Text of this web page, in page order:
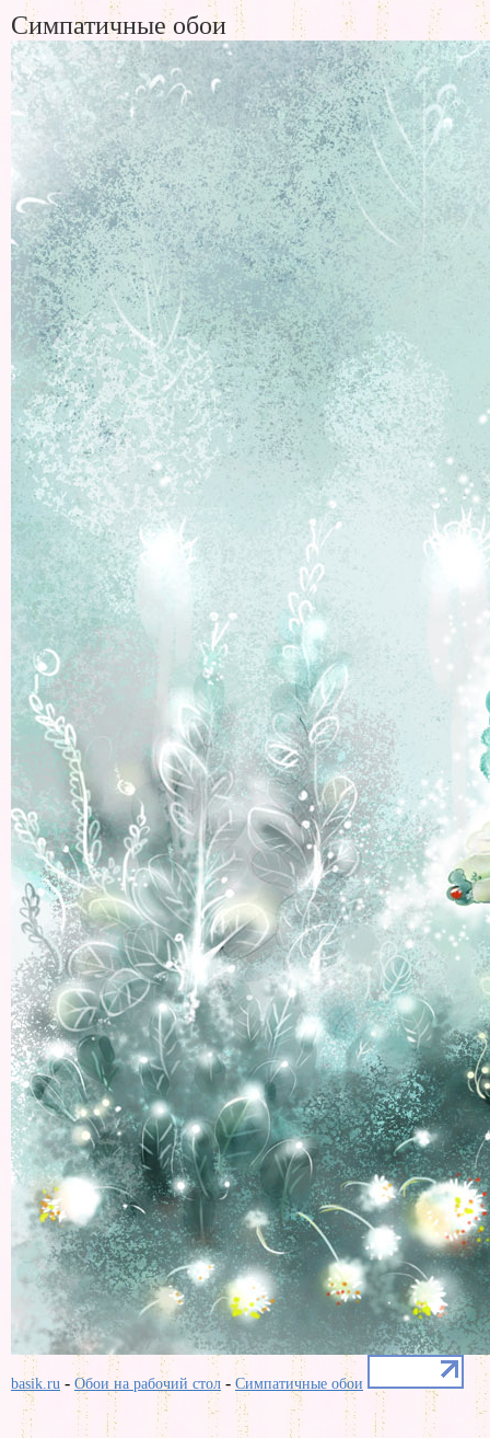
Симпатичные обои
basik.ru - Обои на рабочий стол - Симпатичные обои